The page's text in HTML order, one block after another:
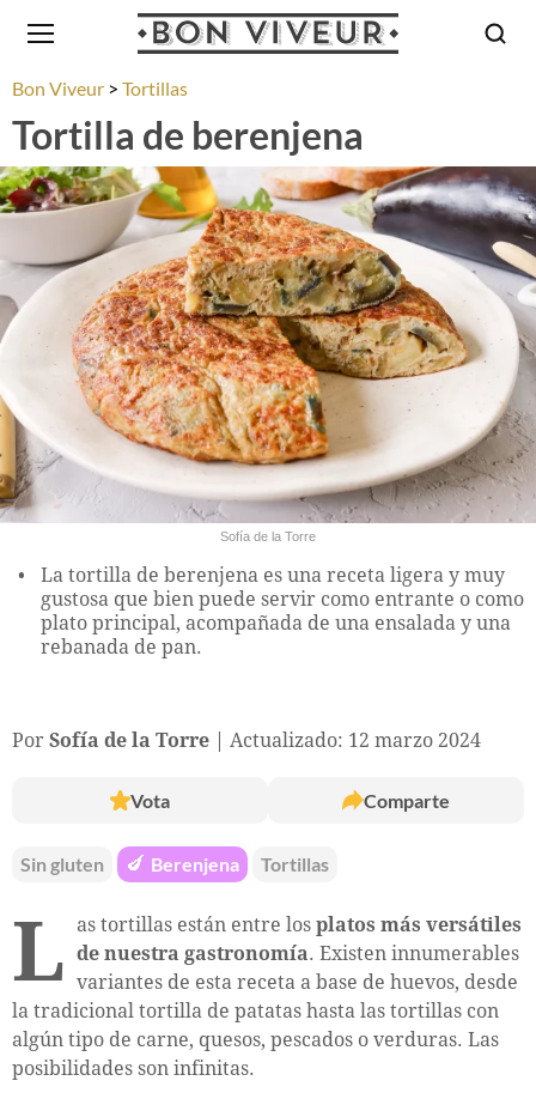
Bon Viveur Tortillas
Tortilla de berenjena
Sofía de la Torre
La tortilla de berenjena es una receta ligera y muy
gustosa que bien puede servir como entrante o como
plato principal, acompañada de una ensalada y una
rebanada de pan.
Por Sofía de la Torre Actualizado: 12 marzo 2024
Vota Comparte
Sin gluten 🍆 Berenjena Tortillas
L as tortillas están entre los platos más versátiles
de nuestra gastronomía. Existen innumerables
variantes de esta receta a base de huevos, desde
la tradicional tortilla de patatas hasta las tortillas con
algún tipo de carne, quesos, pescados o verduras. Las
posibilidades son infinitas.